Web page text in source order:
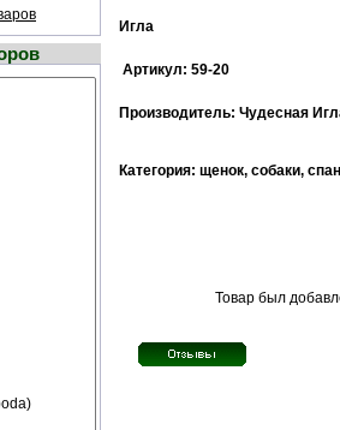
Игла
Артикул: 59-20
Производитель: Чудесная
Категория: щенок, собаки,
Товар был